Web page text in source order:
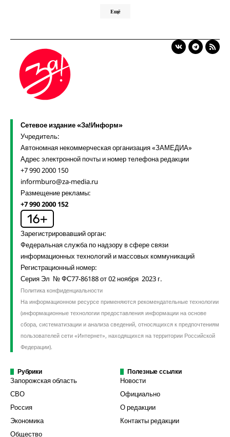
Ещё
Сетевое издание «За!Информ»
Учредитель:
Автономная некоммерческая организация «ЗАМЕДИА»
Адрес электронной почты и номер телефона редакции
+7 990 2000 150
informburo@za-media.ru
Размещение рекламы:
+7 990 2000 152
Зарегистрировавший орган:
Федеральная служба по надзору в сфере связи
информационных технологий и массовых коммуникаций
Регистрационный номер:
Серия Эл № ФС77-86188 от 02 ноября 2023 г.
Политика конфиденциальности
На информационном ресурсе применяются рекомендательные технологии
(информационные технологии предоставления информации на основе
сбора, систематизации и анализа сведений, относящихся к предпочтениям
пользователей сети «Интернет», находящихся на территории Российской
Федерации).
Рубрики
Запорожская область
СВО
Россия
Экономика
Общество
Полезные ссылки
Новости
Официально
О редакции
Контакты редакции